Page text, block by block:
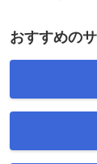
おすすめの